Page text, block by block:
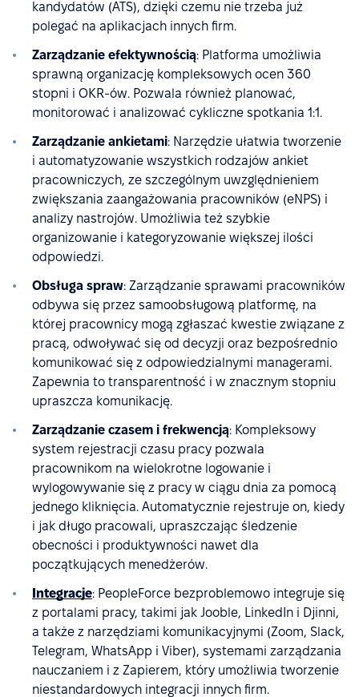
kandydatów (ATS), dzięki czemu nie trzeba już
polegać na aplikacjach innych firm.
Zarządzanie efektywnością: Platforma umożliwia
sprawną organizację kompleksowych ocen 360
stopni i OKR-ów. Pozwala również planować,
monitorować i analizować cykliczne spotkania 1:1.
Zarządzanie ankietami: Narzędzie ułatwia tworzenie
i automatyzowanie wszystkich rodzajów ankiet
pracowniczych, ze szczególnym uwzględnieniem
zwiększania zaangażowania pracowników (eNPS) i
analizy nastrojów. Umożliwia też szybkie
organizowanie i kategoryzowanie większej ilości
odpowiedzi.
Obsługa spraw: Zarządzanie sprawami pracowników
odbywa się przez samoobsługową platformę, na
której pracownicy mogą zgłaszać kwestie związane z
pracą, odwoływać się od decyzji oraz bezpośrednio
komunikować się z odpowiedzialnymi managerami.
Zapewnia to transparentność i w znacznym stopniu
upraszcza komunikację.
Zarządzanie czasem i frekwencją: Kompleksowy
system rejestracji czasu pracy pozwala
pracownikom na wielokrotne logowanie i
wylogowywanie się z pracy w ciągu dnia za pomocą
jednego kliknięcia. Automatycznie rejestruje on, kiedy
i jak długo pracowali, upraszczając śledzenie
obecności i produktywności nawet dla
początkujących menedżerów.
Integracje: PeopleForce bezproblemowo integruje się
z portalami pracy, takimi jak Jooble, LinkedIn i Djinni,
a także z narzędziami komunikacyjnymi (Zoom, Slack,
Telegram, WhatsApp i Viber), systemami zarządzania
nauczaniem i z Zapierem, który umożliwia tworzenie
niestandardowych integracji innych firm.